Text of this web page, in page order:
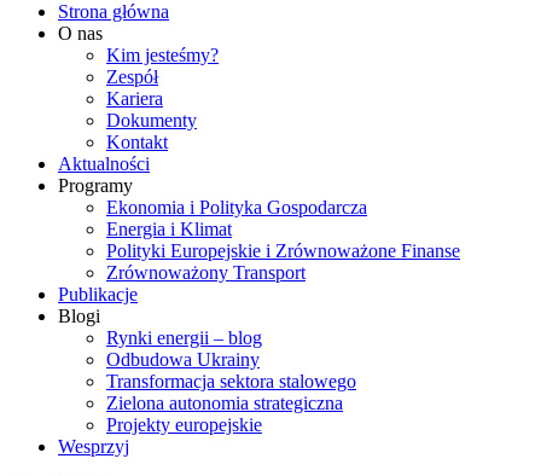
Strona główna
O nas
Kim jesteśmy?
Zespół
Kariera
Dokumenty
Kontakt
Aktualności
Programy
Ekonomia i Polityka Gospodarcza
Energia i Klimat
Polityki Europejskie i Zrównoważone Finanse
Zrównoważony Transport
Publikacje
Blogi
Rynki energii – blog
Odbudowa Ukrainy
Transformacja sektora stalowego
Zielona autonomia strategiczna
Projekty europejskie
Wesprzyj